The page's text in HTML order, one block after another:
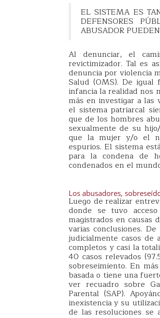
EL SISTEMA ES
DEFENSORES
ABUSADOR
Al denunciar, el
revictimizador. Tal es
denuncia por violencia
Salud (OMS). De
infancia la realidad nos
más en investigar a las
el sistema patriarcal
que de los hombres
sexualmente de su
que la mujer y/o el
espurios. El sistema
para la condena de
condenados en el
Los abusadores,
Luego de realizar
donde se tuvo
magistrados en causas
varias conclusiones.
judicialmente casos de
completos y casi la
40 casos relevados
sobreseimiento. En
basada o tiene una
ver recuadro sobre
Parental (SAP).
inexistencia y su
de las resoluciones se